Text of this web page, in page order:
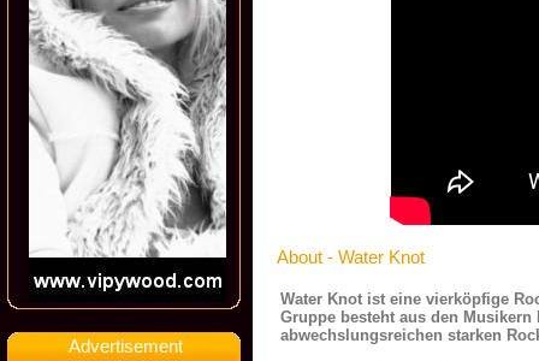
Advertisement
About - Water Knot
Water Knot ist eine vierköpfige
Gruppe besteht aus den
abwechslungsreichen starken